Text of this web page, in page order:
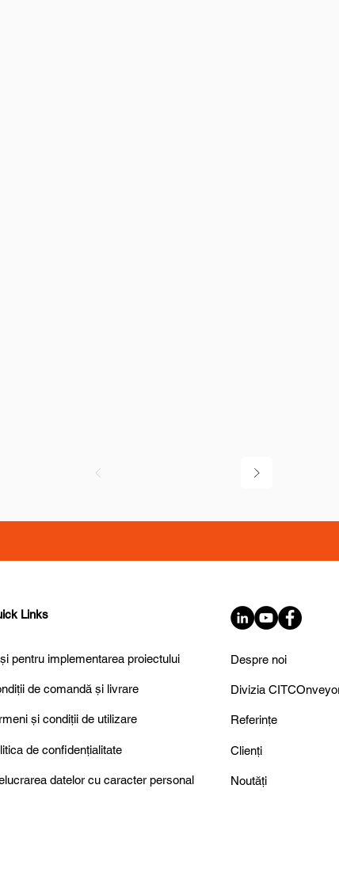
Links
pentru implementarea proiectului
de comandă și livrare
și condiții de utilizare
de confidențialitate
datelor cu caracter personal
Despre noi
Divizia
Referințe
Clienți
Noutăți